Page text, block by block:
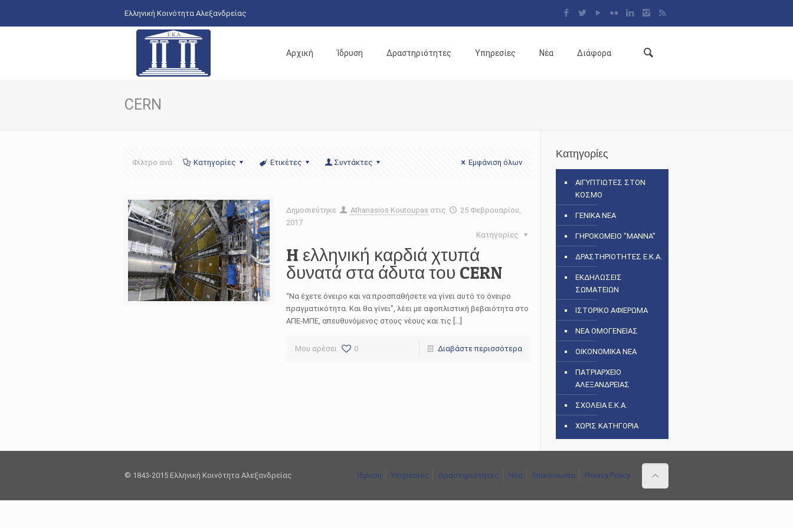
Ελληνική Κοινότητα Αλεξανδρείας
Αρχική Ίδρυση Δραστηριότητες Υπηρεσίες Νέα Διάφορα
CERN
Φίλτρο ανά Κατηγορίες Ετικέτες Συντάκτες Εμφάνιση όλων
Δημοσιεύτηκε Athanasios Koutoupas στις
25 Φεβρουαρίου,
2017
Κατηγορίες
H ελληνική καρδιά χτυπά
δυνατά στα άδυτα του CERN
“Να έχετε όνειρο και να προσπαθήσετε να γίνει αυτό το όνειρο
πραγματικότητα. Και θα γίνει”, λέει με αφοπλιστική βεβαιότητα στο
ΑΠΕ-ΜΠΕ, απευθυνόμενος στους νέους και τις […]
Μου αρέσει 0 Διαβάστε περισσότερα
Κατηγορίες
ΑΙΓΥΠΤΙΩΤΕΣ ΣΤΟΝ
ΚΟΣΜΟ
ΓΕΝΙΚΑ ΝΕΑ
ΓΗΡΟΚΟΜΕΙΟ "ΜΑΝΝΑ"
ΔΡΑΣΤΗΡΙΟΤΗΤΕΣ Ε.Κ.Α.
ΕΚΔΗΛΩΣΕΙΣ
ΣΩΜΑΤΕΙΩΝ
ΙΣΤΟΡΙΚΟ ΑΦΙΕΡΩΜΑ
ΝΕΑ ΟΜΟΓΕΝΕΙΑΣ
ΟΙΚΟΝΟΜΙΚΑ ΝΕΑ
ΠΑΤΡΙΑΡΧΕΙΟ
ΑΛΕΞΑΝΔΡΕΙΑΣ
ΣΧΟΛΕΙΑ Ε.Κ.Α.
ΧΩΡΙΣ ΚΑΤΗΓΟΡΙΑ
© 1843-2015 Ελληνική Κοινότητα Αλεξανδρείας Ίδρυση Υπηρεσίες Δραστηριότητες Νέα Επικοινωνία Privacy Policy